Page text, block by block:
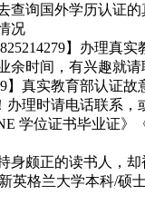
询国外学历认证
况
】办理真实
时间，有兴趣就请
】真实教育部认证
办理时请电话联系
学位证书毕业证
颇正的读书人，
英格兰大学本科/硕